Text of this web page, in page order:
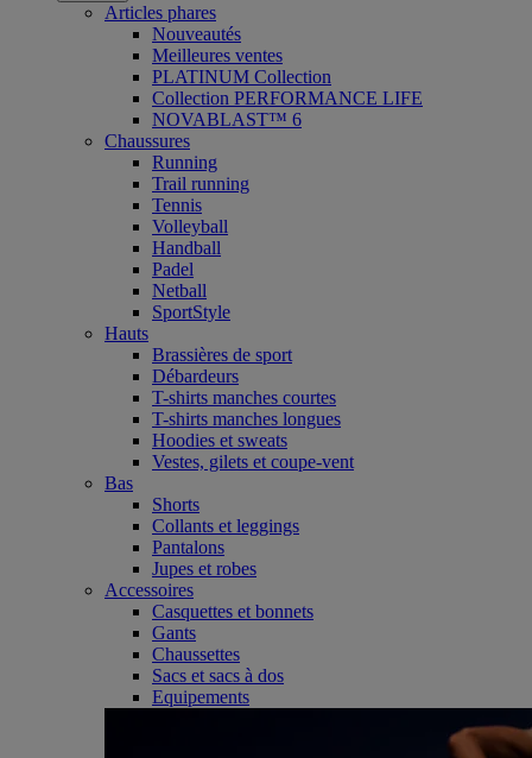
Articles phares
Nouveautés
Meilleures ventes
PLATINUM Collection
Collection PERFORMANCE LIFE
NOVABLAST™ 6
Chaussures
Running
Trail running
Tennis
Volleyball
Handball
Padel
Netball
SportStyle
Hauts
Brassières de sport
Débardeurs
T-shirts manches courtes
T-shirts manches longues
Hoodies et sweats
Vestes, gilets et coupe-vent
Bas
Shorts
Collants et leggings
Pantalons
Jupes et robes
Accessoires
Casquettes et bonnets
Gants
Chaussettes
Sacs et sacs à dos
Equipements